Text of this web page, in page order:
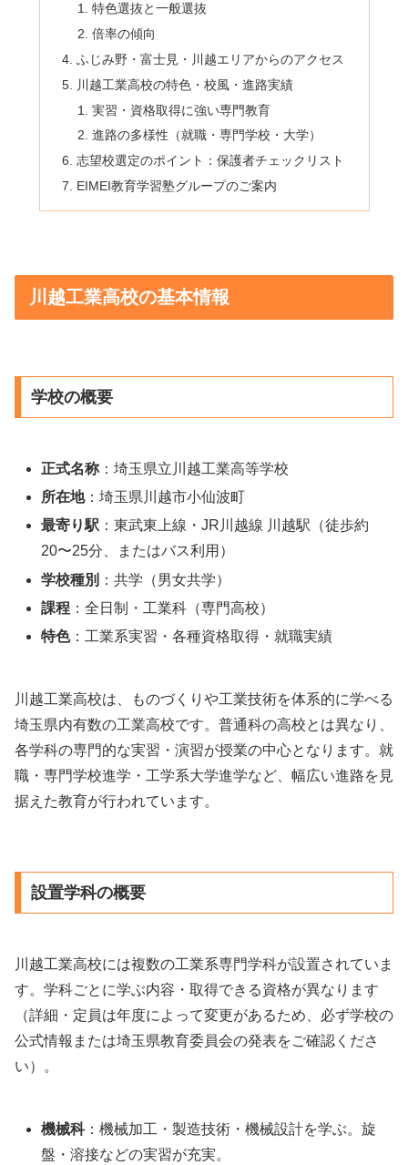
特色選抜と一般選抜
倍率の傾向
ふじみ野・富士見・川越エリアからのアクセス
川越工業高校の特色・校風・進路実績
実習・資格取得に強い専門教育
進路の多様性（就職・専門学校・大学）
志望校選定のポイント：保護者チェックリスト
EIMEI教育学習塾グループのご案内
川越工業高校の基本情報
学校の概要
正式名称 ：埼玉県立川越工業高等学校
所在地：埼玉県川越市小仙波町
最寄り駅 ：東武東上線・JR川越線 川越駅（徒歩約
20〜25分、またはバス利用）
学校種別 ：共学（男女共学）
課程 ：全日制・工業科（専門高校）
特色：工業系実習・各種資格取得・就職実績
川越工業高校は、ものづくりや工業技術を体系的に学べる
埼玉県内有数の工業高校です。普通科の高校とは異なり、
各学科の専門的な実習・演習が授業の中心となります。就
職・専門学校進学・工学系大学進学など、幅広い進路を見
据えた教育が行われています。
設置学科の概要
川越工業高校には複数の工業系専門学科が設置されていま
す。学科ごとに学ぶ内容・取得できる資格が異なります
（詳細・定員は年度によって変更があるため、必ず学校の
公式情報または埼玉県教育委員会の発表をご確認くださ
い）。
機械科：機械加工・製造技術・機械設計を学ぶ。旋
盤・溶接などの実習が充実。